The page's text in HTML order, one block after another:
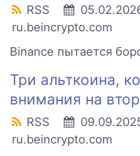
RSS
ru.beincrypto.com
Binance пытается
Три альткоина,
внимания на
RSS
ru.beincrypto.com